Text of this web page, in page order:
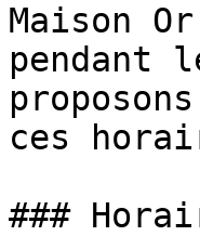
Maison
pendant
ces
###